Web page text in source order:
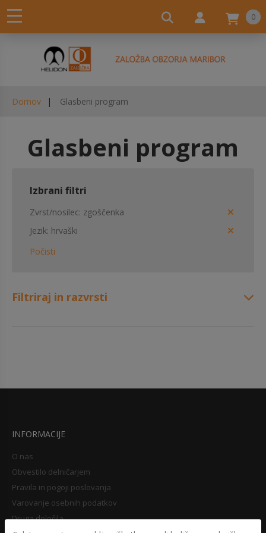
0
Domov Glasbeni program
Glasbeni program
Izbrani filtri
Zvrst/nosilec zgoščenka
Jezik hrvaški
Počisti
Filtriraj in razvrsti
INFORMACIJE
O nas
Obvestilo delničarjem
Pravila in pogoji poslovanja
Varovanje osebnih podatkov
Druga določila